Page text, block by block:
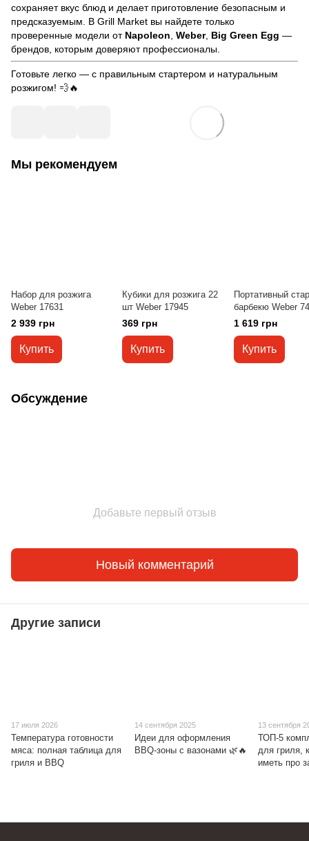
сохраняет вкус блюд и делает приготовление безопасным и
предсказуемым. В Grill Market вы найдете только
проверенные модели от Napoleon Weber, Big Green Egg —
брендов, которым доверяют профессионалы.
Готовьте легко — с правильным стартером и натуральным
розжигом! 💨🔥
Мы рекомендуем
Набор для розжига
Weber 17631
2 939 грн
Купить
Кубики для розжига 22
шт Weber 17945
369 грн
Купить
Портативный
барбекю Weber
1 619 грн
Купить
Обсуждение
Добавьте первый отзыв
Новый комментарий
Другие записи
17 июля 2026
Температура готовности
мяса: полная таблица для
гриля и BBQ
14 сентября 2025
Идеи для оформления
BBQ-зоны с вазонами 🌿🔥
13 сентября
ТОП-5
для гриля,
иметь про